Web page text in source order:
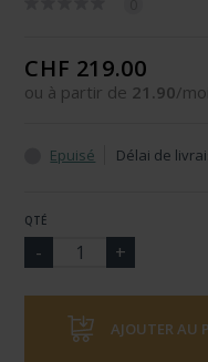
CHF 219.00
ou à partir de 21.90/
Epuisé Délai de
QTÉ
AJOUTER AU